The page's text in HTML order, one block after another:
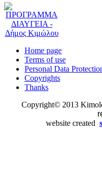
Home page
Terms of use
Personal Data
Copyrights
Thanks
Copyright© 2013
website created